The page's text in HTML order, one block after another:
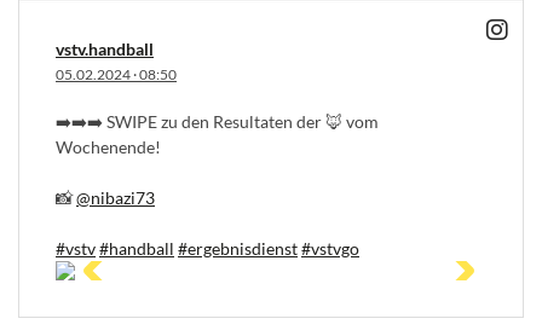
vstv.handball
05.02.2024·08:50
➡️➡️➡️ SWIPE zu den Resultaten der 🦊 vom
Wochenende!
📸@nibazi73
#vstv#handball #ergebnisdienst#vstvgo